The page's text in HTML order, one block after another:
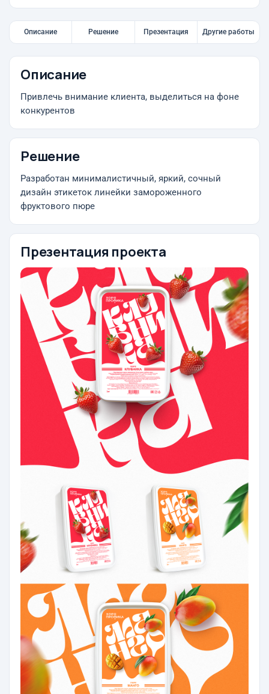
Описание Решение Презентация Другие работы
Описание
Привлечь внимание клиента, выделиться на фоне
конкурентов
Решение
Разработан минималистичный, яркий, сочный
дизайн этикеток линейки замороженного
фруктового пюре
Презентация проекта